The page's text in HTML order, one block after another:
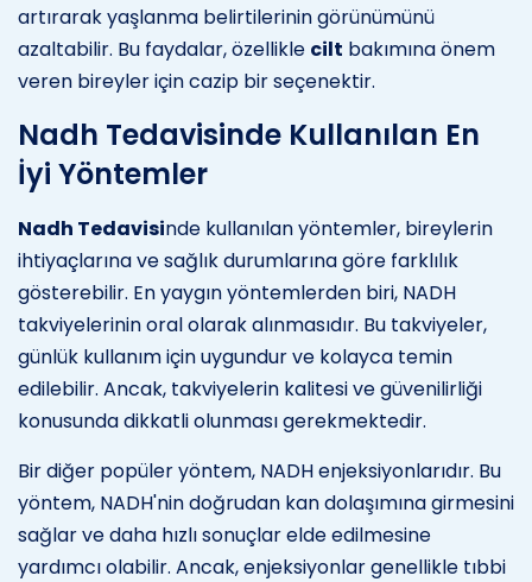
artırarak yaşlanma belirtilerinin görünümünü
azaltabilir. Bu faydalar, özellikle cilt bakımına önem
veren bireyler için cazip bir seçenektir.
Nadh Tedavisinde Kullanılan En
İyi Yöntemler
Nadh Tedavisinde kullanılan yöntemler, bireylerin
ihtiyaçlarına ve sağlık durumlarına göre farklılık
gösterebilir. En yaygın yöntemlerden biri, NADH
takviyelerinin oral olarak alınmasıdır. Bu takviyeler,
günlük kullanım için uygundur ve kolayca temin
edilebilir. Ancak, takviyelerin kalitesi ve güvenilirliği
konusunda dikkatli olunması gerekmektedir.
Bir diğer popüler yöntem, NADH enjeksiyonlarıdır. Bu
yöntem, NADH'nin doğrudan kan dolaşımına girmesini
sağlar ve daha hızlı sonuçlar elde edilmesine
yardımcı olabilir. Ancak, enjeksiyonlar genellikle tıbbi